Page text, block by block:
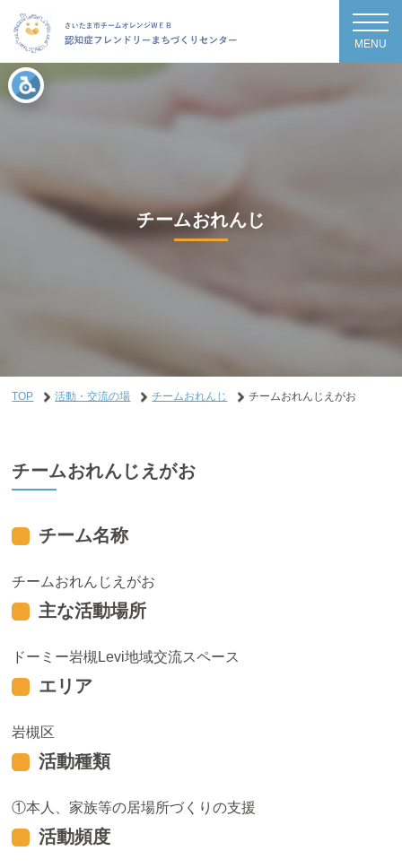
MENU
チームおれんじ
TOP 活動・交流の場 チームおれんじ チームおれんじえがお
チームおれんじえがお
チーム名称
チームおれんじえがお
主な活動場所
ドーミー岩槻Levi地域交流スペース
エリア
岩槻区
活動種類
本人、家族等の居場所づくりの支援
活動頻度